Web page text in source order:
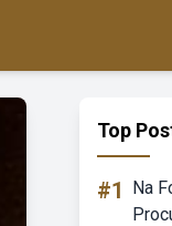
Top
#1
Na